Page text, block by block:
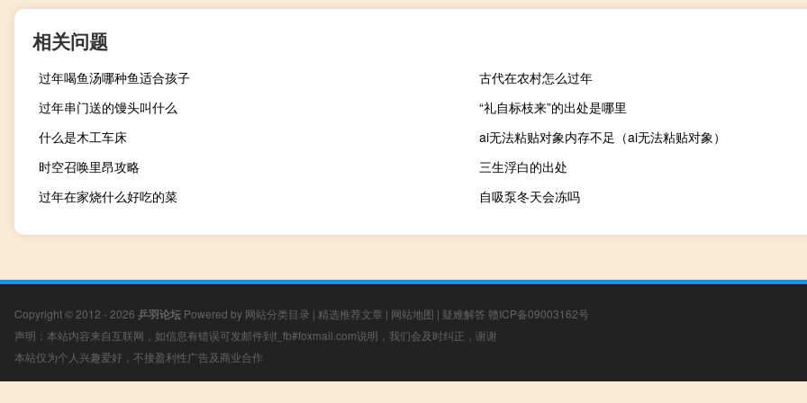
相关问题
过年喝鱼汤哪种鱼适合孩子
古代在农村怎么过年
过年串门送的馒头叫什么
“礼自标枝来”的出处是哪里
什么是木工车床
ai无法粘贴对象内存不足（ai无法粘贴对象）
时空召唤里昂攻略
三生浮白的出处
过年在家烧什么好吃的菜
自吸泵冬天会冻吗
Copyright © 2012 - 2026 乒羽论坛 Powered by 网站分类目录 | 精选推荐文章 | 网站地图 | 疑难解答 赣ICP备09003162号
声明：本站内容来自互联网，如信息有错误可发邮件到f_fb#foxmail.com说明，我们会及时纠正，谢谢
本站仅为个人兴趣爱好，不接盈利性广告及商业合作